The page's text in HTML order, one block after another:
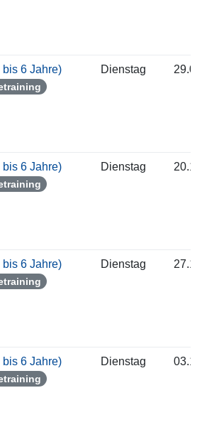
bis 6 Jahre) Dienstag
bis 6 Jahre) Dienstag
bis 6 Jahre) Dienstag
bis 6 Jahre) Dienstag